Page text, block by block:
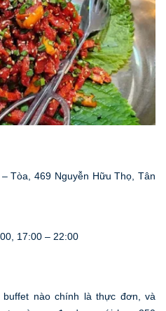
Tòa, 469 Nguyễn Hữu Thọ, Tân
17:00 – 22:00
nào chính là thực đơn, và